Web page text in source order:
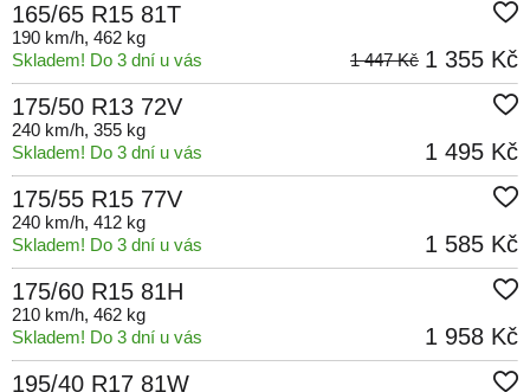
165/65 R15 81T
190 km/h, 462 kg
Skladem! Do 3 dní u vás
1 355 Kč
1 447 Kč
175/50 R13 72V
240 km/h, 355 kg
Skladem! Do 3 dní u vás
1 495 Kč
175/55 R15 77V
240 km/h, 412 kg
Skladem! Do 3 dní u vás
1 585 Kč
175/60 R15 81H
210 km/h, 462 kg
Skladem! Do 3 dní u vás
1 958 Kč
195/40 R17 81W